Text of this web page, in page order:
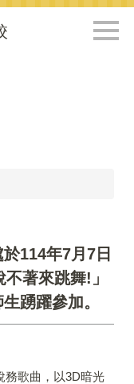
114年7月7日
著來跳舞!」
踴躍參加。
務歌曲，以3D暗光